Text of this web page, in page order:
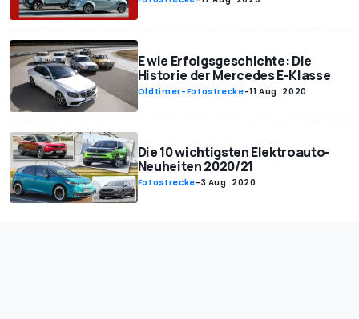
E wie Erfolgsgeschichte: Die
Historie der Mercedes E-Klasse
Oldtimer-Fotostrecke-11 Aug. 2020
Die 10 wichtigsten Elektroauto-
Neuheiten 2020/21
Fotostrecke-3 Aug. 2020